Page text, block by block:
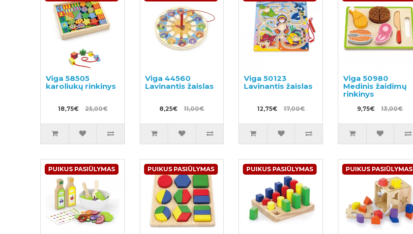
Viga 58505
karoliukų rinkinys
18,75€ 25,00€
Viga 44560
Lavinantis žaislas
8,25€ 11,00€
Viga 50123
Lavinantis žaislas
12,75€ 17,00€
Viga 50980
Medinis žaidimų
rinkinys
9,75€ 13,00€
PUIKUS PASIŪLYMAS PUIKUS PASIŪLYMAS PUIKUS PASIŪLYMAS PUIKUS PASIŪLYMAS